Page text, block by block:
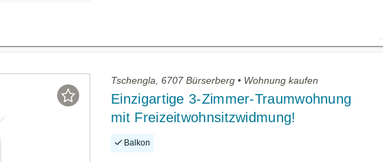
Tschengla, 6707 Bürserberg • Wohnung kaufen
Einzigartige 3-Zimmer-Traumwohnung
mit Freizeitwohnsitzwidmung!
Balkon